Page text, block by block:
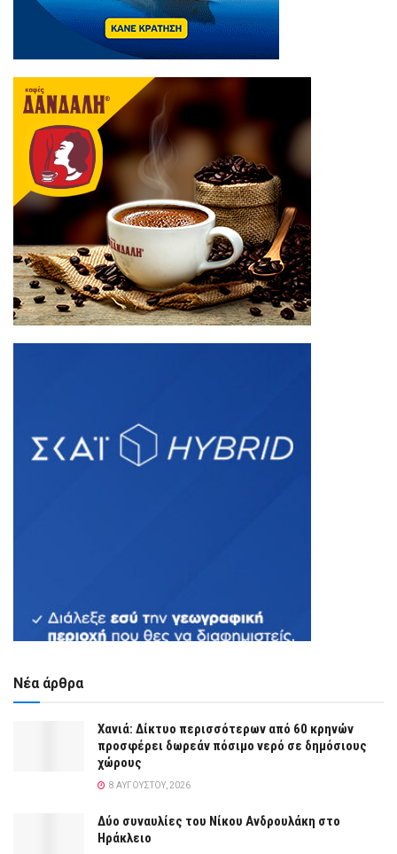
Νέα άρθρα
Χανιά: Δίκτυο περισσότερων από 60 κρηνών
προσφέρει δωρεάν πόσιμο νερό σε δημόσιους
χώρους
8 ΑΥΓΟΎΣΤΟΥ, 2026
Δύο συναυλίες του Νίκου Ανδρουλάκη στο
Ηράκλειο